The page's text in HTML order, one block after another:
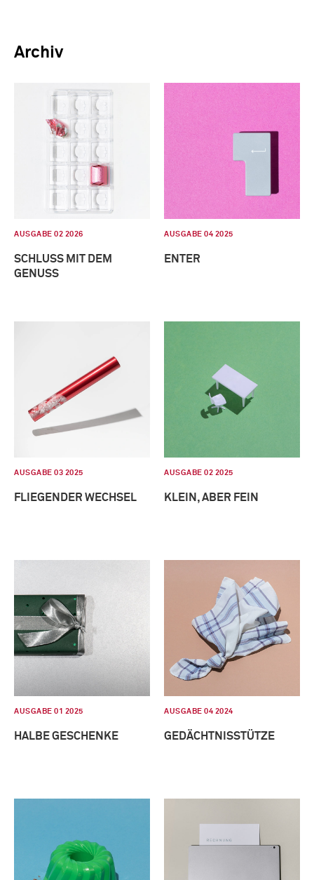
Archiv
AUSGABE 02 2026
SCHLUSS MIT DEM
GENUSS
AUSGABE 04 2025
ENTER
AUSGABE 03 2025
FLIEGENDER WECHSEL
AUSGABE 02 2025
KLEIN, ABER FEIN
AUSGABE 01 2025
HALBE GESCHENKE
AUSGABE 04 2024
GEDÄCHTNISSTÜTZE